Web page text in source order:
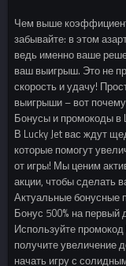
Чем выше
забывайте: в этом
ведь именно ваше
ваш выигрыш. Это не
скорость и удачу!
выигрыши – вот
Бонусы и промокоды в
В Lucky Jet вас ждут
которые помогут
от игры! Мы ценим
акции, чтобы сделать
Актуальные бонусные
Бонус 500% на первый
Используйте промокод
получите увеличение
начать игру с